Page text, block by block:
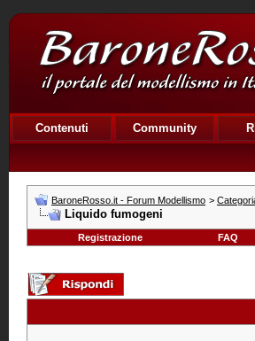
Contenuti Community
BaroneRosso.it - Forum Modellismo >
Liquido fumogeni
Registrazione FAQ